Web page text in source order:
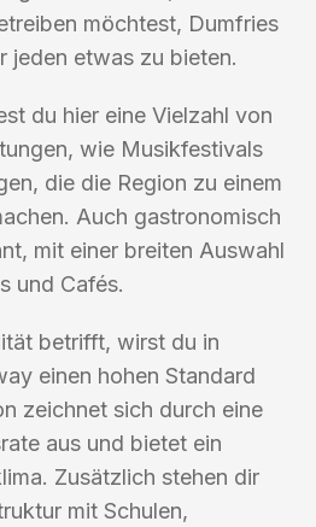
möchtest, Dumfries
jeden etwas zu bieten.
du hier eine Vielzahl von
wie Musikfestivals
die die Region zu einem
Auch gastronomisch
mit einer breiten Auswahl
und Cafés.
betrifft, wirst du in
einen hohen Standard
zeichnet sich durch eine
aus und bietet ein
Zusätzlich stehen dir
mit Schulen,